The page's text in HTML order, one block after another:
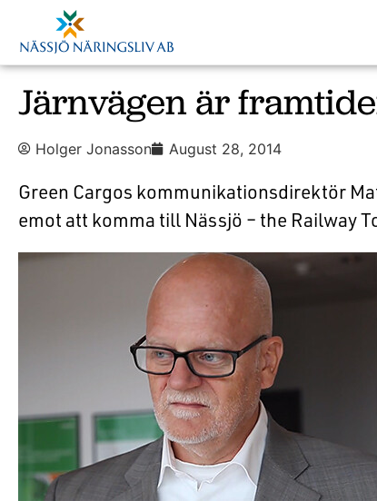
Järnvägen är
Holger Jonasson August 28, 2014
Green Cargos kommunikationsdirektör
emot att komma till Nässjö – the Railway